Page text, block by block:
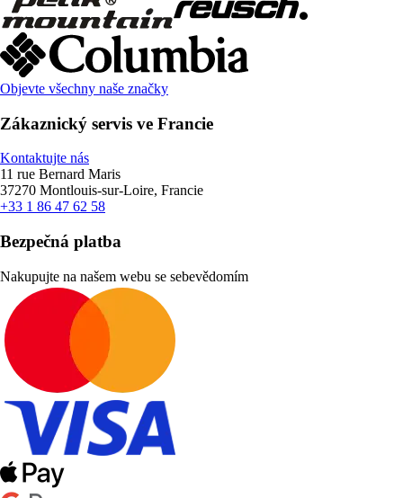
Objevte všechny naše značky
Zákaznický servis ve Francie
Kontaktujte nás
11 rue Bernard Maris
37270 Montlouis-sur-Loire, Francie
+33 1 86 47 62 58
Bezpečná platba
Nakupujte na našem webu se sebevědomím